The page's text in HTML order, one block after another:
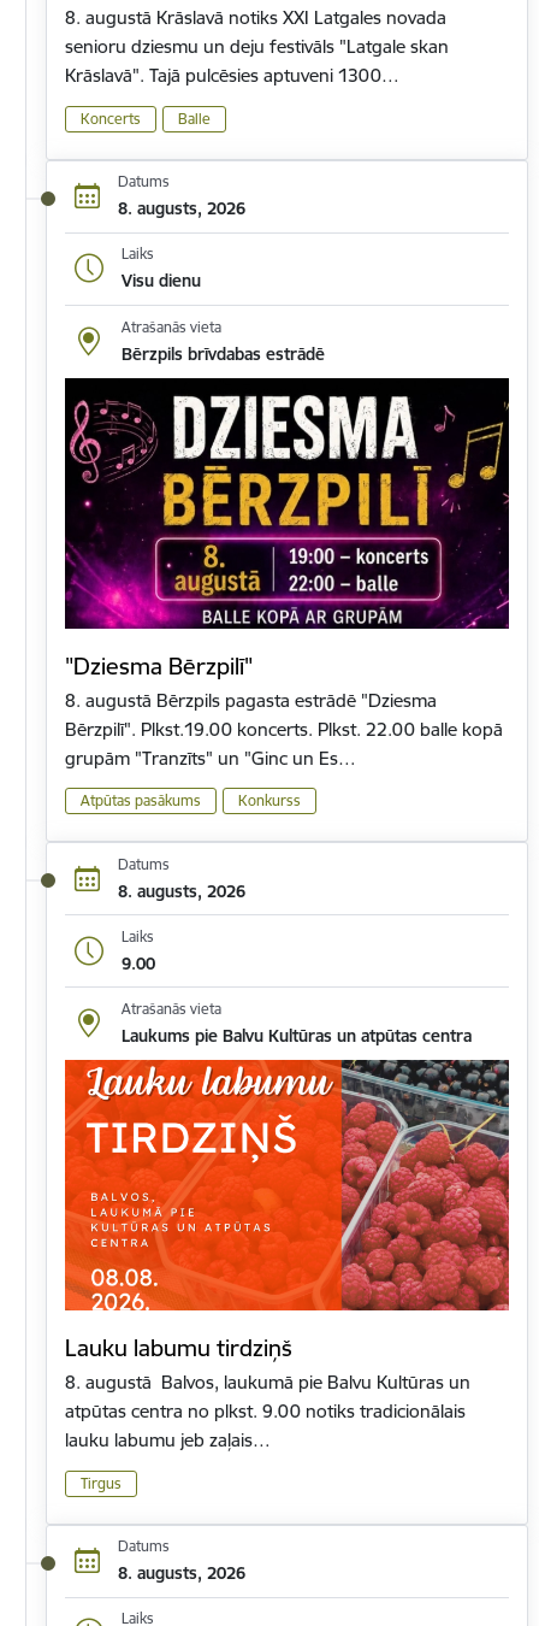
8. augustā Krāslavā notiks XXI Latgales novada
senioru dziesmu un deju festivāls "Latgale skan
Krāslavā". Tajā pulcēsies aptuveni 1300…
Koncerts Balle
Datums
8. augusts, 2026
Laiks
Visu dienu
Atrašanās vieta
Bērzpils brīvdabas estrādē
"Dziesma Bērzpilī"
8. augustā Bērzpils pagasta estrādē "Dziesma
Bērzpilī". Plkst.19.00 koncerts. Plkst. 22.00 balle kopā
grupām "Tranzīts" un "Ginc un Es…
Atpūtas pasākums Konkurss
Datums
8. augusts, 2026
Laiks
9.00
Atrašanās vieta
Laukums pie Balvu Kultūras un atpūtas centra
Lauku labumu tirdziņš
8. augustā Balvos, laukumā pie Balvu Kultūras un
atpūtas centra no plkst. 9.00 notiks tradicionālais
lauku labumu jeb zaļais…
Tirgus
Datums
8. augusts, 2026
Laiks